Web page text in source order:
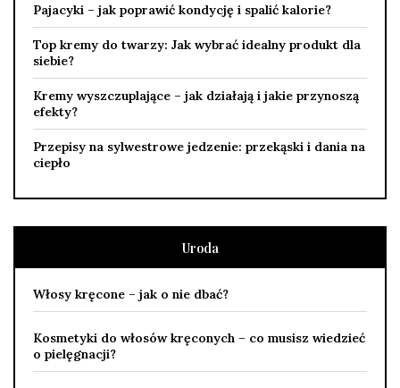
Pajacyki – jak poprawić kondycję i spalić kalorie?
Top kremy do twarzy: Jak wybrać idealny produkt dla
siebie?
Kremy wyszczuplające – jak działają i jakie przynoszą
efekty?
Przepisy na sylwestrowe jedzenie: przekąski i dania na
ciepło
Uroda
Włosy kręcone – jak o nie dbać?
Kosmetyki do włosów kręconych – co musisz wiedzieć
o pielęgnacji?